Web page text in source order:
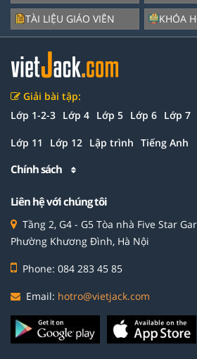
TÀI LIỆU GIÁO VIÊN
KHÓA
Giải bài tập:
Lớp 1-2-3 Lớp 4 Lớp 5 Lớp 6 Lớp 7
Lớp 11 Lớp 12 Lập trình Tiếng Anh
Chính sách
Liên hệ với chúng tôi
Tầng 2, G4 - G5 Tòa nhà Five Star
Phường Khương Đình, Hà Nội
Phone: 084 283 45 85
Email: hotro@vietjack.com